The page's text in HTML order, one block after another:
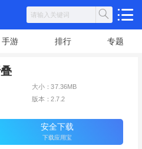
手游 排行 专题
大小：37.36MB
版本：2.7.2
安全下载
下载应用宝